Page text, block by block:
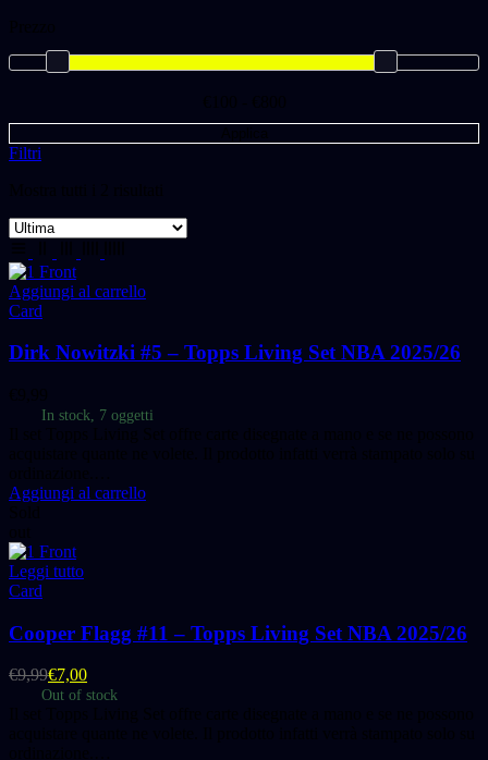
Filtri
Aggiungi al carrello
Card
Dirk Nowitzki #5 – Topps Living Set NBA 2025/26
In stock, 7 oggetti
Aggiungi al carrello
Leggi tutto
Card
Cooper Flagg #11 – Topps Living Set NBA 2025/26
€9,99€7,00
Out of stock